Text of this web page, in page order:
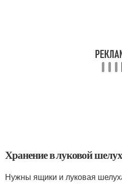
Хранение в луковой
Нужны ящики и луковая